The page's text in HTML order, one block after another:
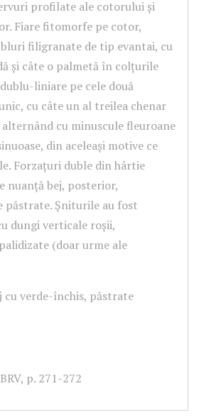
profilate ale cotorului și
Fiare fitomorfe pe cotor,
filigranate de tip evantai, cu
și câte o palmetă în colțurile
liniare pe cele două
cu câte un al treilea chenar
cu minuscule fleuroane
din aceleași motive ce
Forzațuri duble din hârtie
nuanță bej, posterior,
păstrate. Șniturile au fost
dungi verticale roșii,
(doar urme ale
cu verde-închis, păstrate
p. 271-272